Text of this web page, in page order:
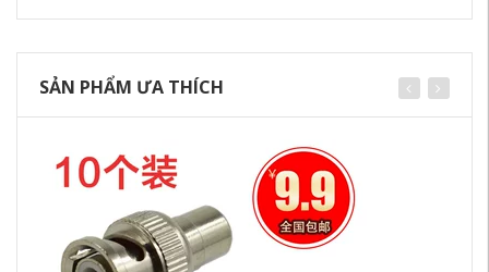
SẢN PHẨM ƯA THÍCH